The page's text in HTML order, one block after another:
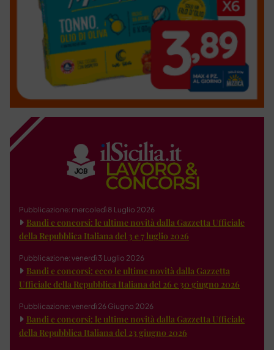
Pubblicazione: mercoledì 8 Luglio 2026
Bandi e concorsi: le ultime novità dalla Gazzetta Ufficiale
della Repubblica Italiana del 3 e 7 luglio 2026
Pubblicazione: venerdì 3 Luglio 2026
Bandi e concorsi: ecco le ultime novità dalla Gazzetta
Ufficiale della Repubblica Italiana del 26 e 30 giugno 2026
Pubblicazione: venerdì 26 Giugno 2026
Bandi e concorsi: le ultime novità dalla Gazzetta Ufficiale
della Repubblica Italiana del 23 giugno 2026